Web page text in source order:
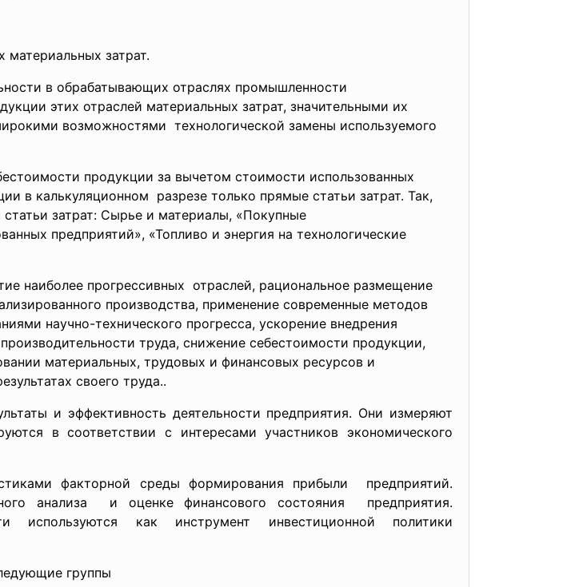
затрат.
в обрабатывающих отраслях промышленности
этих отраслей материальных затрат, значительными их
возможностями технологической замены используемого
продукции за вычетом стоимости использованных
в калькуляционном разрезе только прямые статьи затрат. Так,
затрат: Сырье и материалы, «Покупные
предприятий», «Топливо и энергия на технологические
наиболее прогрессивных отраслей, рациональное размещение
производства, применение современные методов
научно-технического прогресса, ускорение внедрения
труда, снижение себестоимости продукции,
материальных, трудовых и финансовых ресурсов и
своего труда..
и эффективность деятельности предприятия. Они измеряют
в соответствии с интересами участников экономического
факторной среды формирования прибыли предприятий.
анализа и оценке финансового состояния предприятия.
используются как инструмент инвестиционной политики
группы